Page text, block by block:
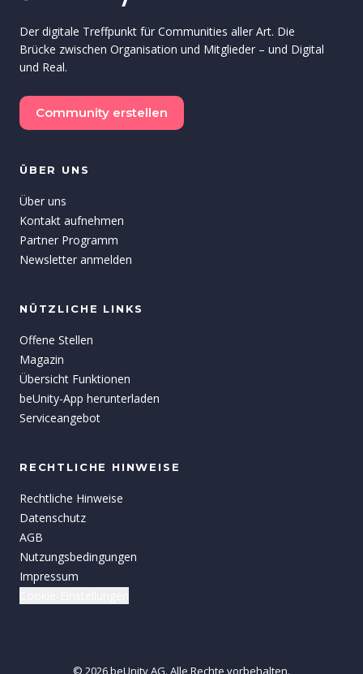
Der digitale Treffpunkt für Communities aller Art. Die
Brücke zwischen Organisation und Mitglieder – und Digital
und Real.
Community erstellen
ÜBER UNS
Über uns
Kontakt aufnehmen
Partner Programm
Newsletter anmelden
NÜTZLICHE LINKS
Offene Stellen
Magazin
Übersicht Funktionen
beUnity-App herunterladen
Serviceangebot
RECHTLICHE HINWEISE
Rechtliche Hinweise
Datenschutz
AGB
Nutzungsbedingungen
Impressum
© 2026beUnityAG. Alle Rechte vorbehalten.